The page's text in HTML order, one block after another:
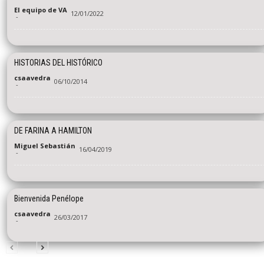
El equipo de VA
- 12/01/2022
HISTORIAS DEL HISTÓRICO
csaavedra
- 06/10/2014
DE FARINA A HAMILTON
Miguel Sebastián
- 16/04/2019
Bienvenida Penélope
csaavedra
- 26/03/2017